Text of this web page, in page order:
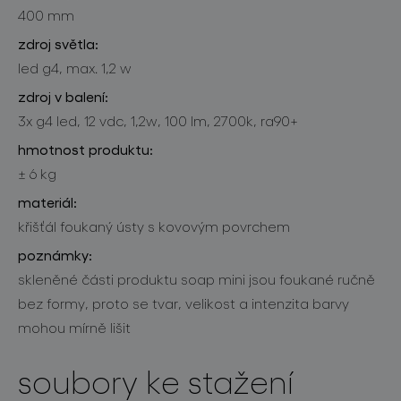
400 mm
zdroj světla:
led g4, max. 1,2 w
zdroj v balení:
3x g4 led, 12 vdc, 1,2w, 100 lm, 2700k, ra90+
hmotnost produktu:
± 6 kg
materiál:
křišťál foukaný ústy s kovovým povrchem
poznámky:
skleněné části produktu soap mini jsou foukané ručně
bez formy, proto se tvar, velikost a intenzita barvy
mohou mírně lišit
soubory ke stažení